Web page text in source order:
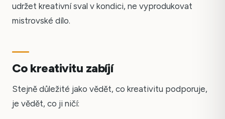
udržet kreativní sval v kondici, ne vyprodukovat
mistrovské dílo.
Co kreativitu zabíjí
Stejně důležité jako vědět, co kreativitu podporuje,
je vědět, co ji ničí: